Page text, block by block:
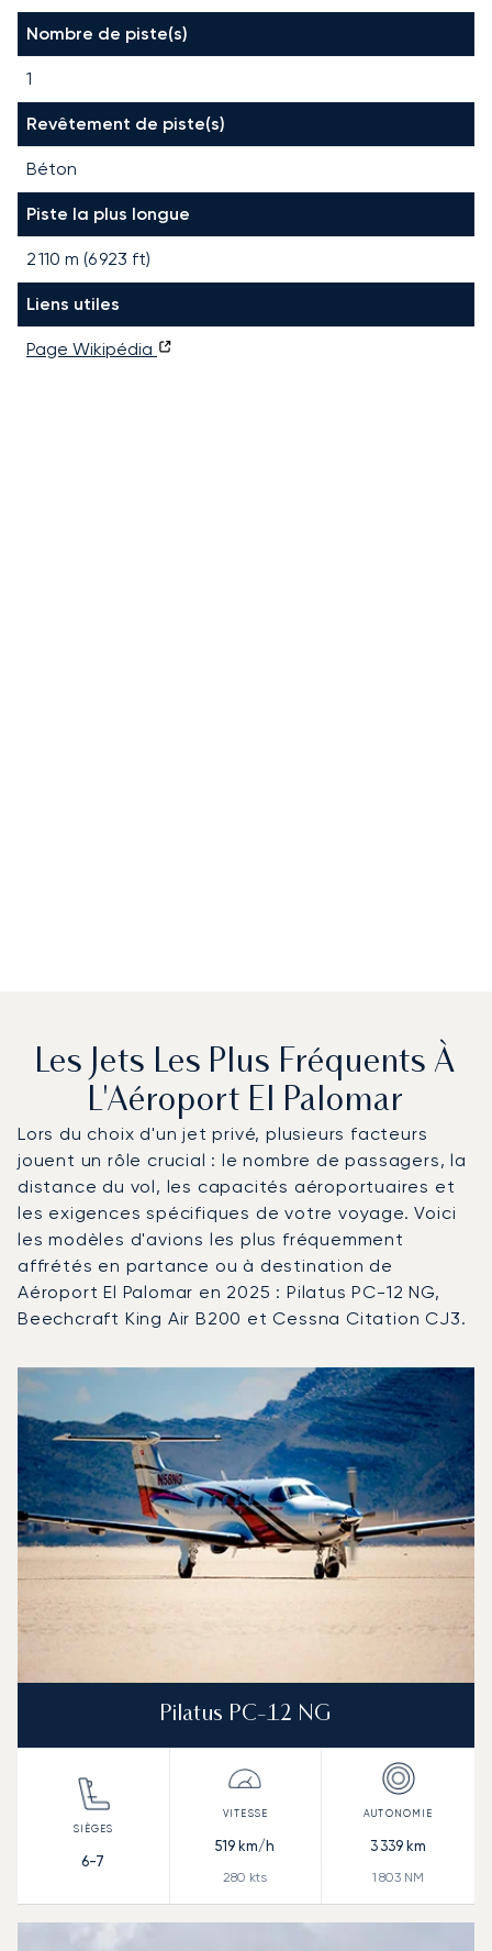
Nombre de piste(s)
1
Revêtement de piste(s)
Béton
Piste la plus longue
2 110 m (6 923 ft)
Liens utiles
Page Wikipédia
Les Jets Les Plus Fréquents À
L'Aéroport El Palomar
Lors du choix d'un jet privé, plusieurs facteurs
jouent un rôle crucial : le nombre de passagers, la
distance du vol, les capacités aéroportuaires et
les exigences spécifiques de votre voyage. Voici
les modèles d'avions les plus fréquemment
affrétés en partance ou à destination de
Aéroport El Palomar en 2025 : Pilatus PC-12 NG,
Beechcraft King Air B200 et Cessna Citation CJ3.
Photo de l'aéronef
Modèle d'aéronef
Sièges
Vitesse (km/h)
Vitesse (nœuds) Autonomie (km)
Autonomie (NM)
Pilatus PC-12 NG
6-7
519 km/h
280 kts
3 339 km
1 803 NM